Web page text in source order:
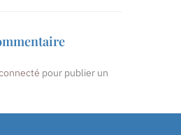
pour publier un